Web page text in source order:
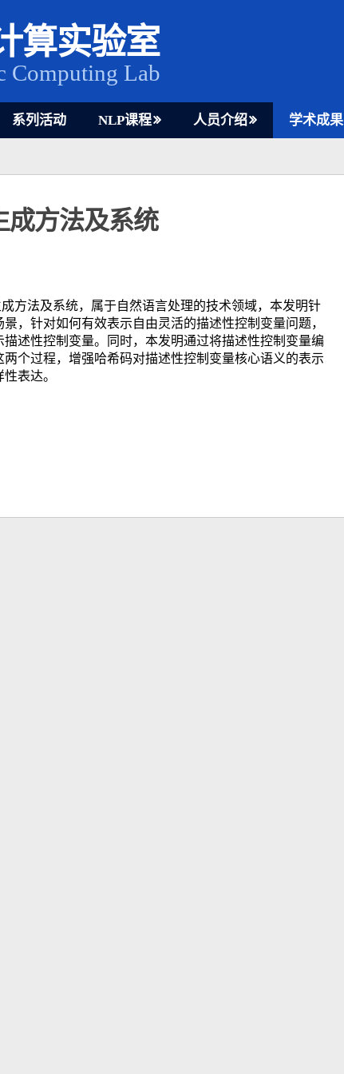
算实验室
Computing Lab
系列活动 NLP课程 人员介绍 学术成果
成方法及系统
方法及系统，属于自然语言处理的技术领域，本发明针
，针对如何有效表示自由灵活的描述性控制变量问题，
述性控制变量。同时，本发明通过将描述性控制变量编
个过程，增强哈希码对描述性控制变量核心语义的表示
表达。